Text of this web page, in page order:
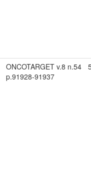
ONCOTARGET v.8 n.54
p.91928-91937